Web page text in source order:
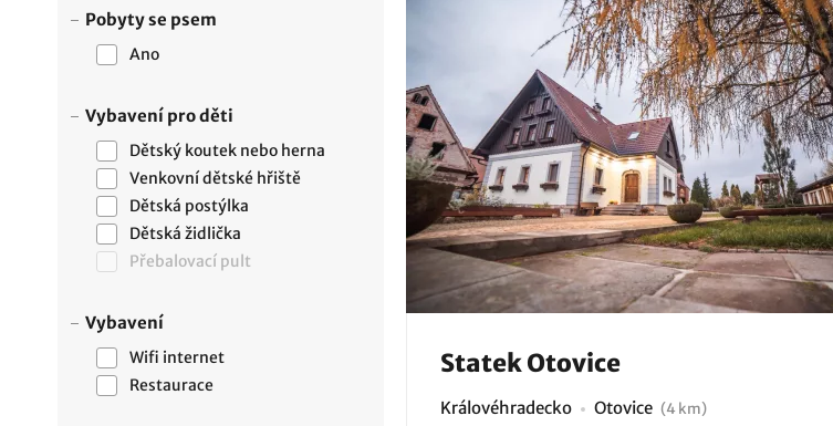
Pobyty se psem
Ano
Vybavení pro děti
Dětský koutek nebo herna
Venkovní dětské hřiště
Dětská postýlka
Dětská židlička
Přebalovací pult
Vybavení
Wifi internet
Restaurace
Statek Otovice
Královéhradecko Otovice (4 km)